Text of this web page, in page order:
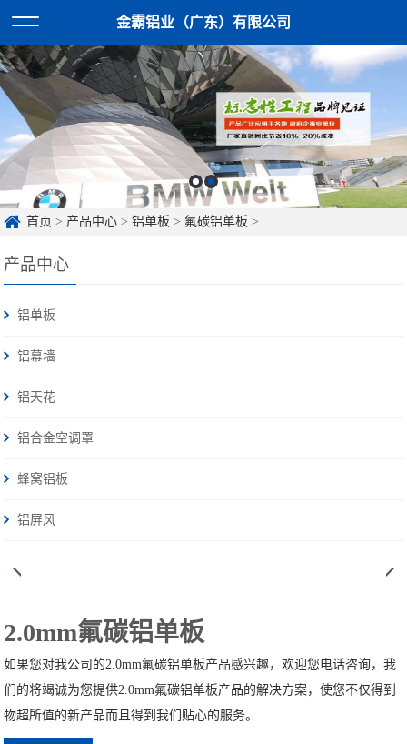
金霸铝业（广东）有限公司
首页 > 产品中心 >铝单板 > 氟碳铝单板 >
产品中心
铝单板
铝幕墙
铝天花
铝合金空调罩
蜂窝铝板
铝屏风
2.0mm氟碳铝单板
如果您对我公司的2.0mm氟碳铝单板产品感兴趣，欢迎您电话咨询，我
们的将竭诚为您提供2.0mm氟碳铝单板产品的解决方案，使您不仅得到
物超所值的新产品而且得到我们贴心的服务。